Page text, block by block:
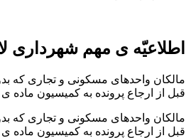
اطلاعیّه ی مهم شهرداری
مالکان واحدهای مسکونی و تجاری که
قبل از ارجاع پرونده به کمیسیون ماده ی ۱۰۰ و سیر مراحل قانونی و همچنبن به منظور تعیین تکلیف
مالکان واحدهای مسکونی و تجاری که
قبل از ارجاع پرونده به کمیسیون ماده ی ۱۰۰ و سیر مراحل قانونی و همچنبن به منظور تعیین تکلیف موضوع ملک خود، به کارشناس واحد تخلفات ساختمانی شهرداری لامرد در اتاق شماره ۱۱ مراجعه نمایند.